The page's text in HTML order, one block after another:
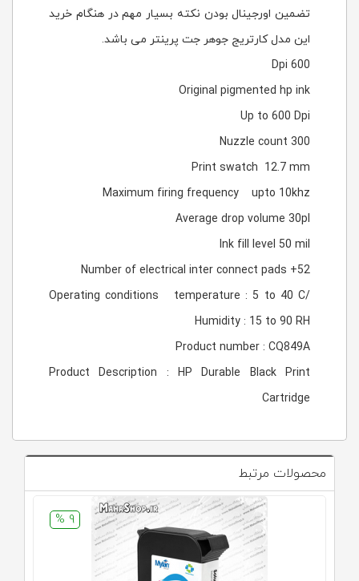
تضمین اورجینال بودن نکته بسیار مهم در هنگام خرید
این مدل کارتریج جوهر جت پرینتر می باشد.
600 Dpi
Original pigmented hp ink
Up to 600 Dpi
Nuzzle count 300
Print swatch 12.7 mm
Maximum firing frequency upto 10khz
Average drop volume 30pl
Ink fill level 50 mil
52+ Number of electrical inter connect pads
Operating conditions temperature : 5 to 40 C/
Humidity : 15 to 90 RH
Product number : CQ849A
Product Description : HP Durable Black Print
Cartridge
محصولات مرتبط
9 %